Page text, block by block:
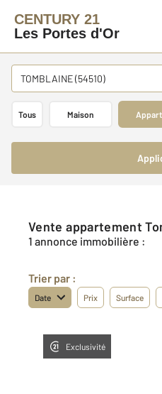
CENTURY 21
Les Portes d'Or
TOMBLAINE (54510)
Tous Maison
Vente appartement
1 annonce immobilière :
Trier par :
Date Prix Surface
Exclusivité